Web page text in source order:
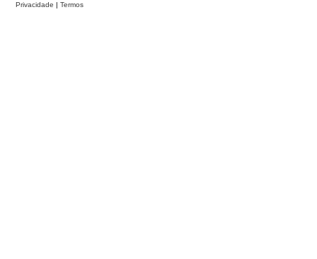
Privacidade
Termos